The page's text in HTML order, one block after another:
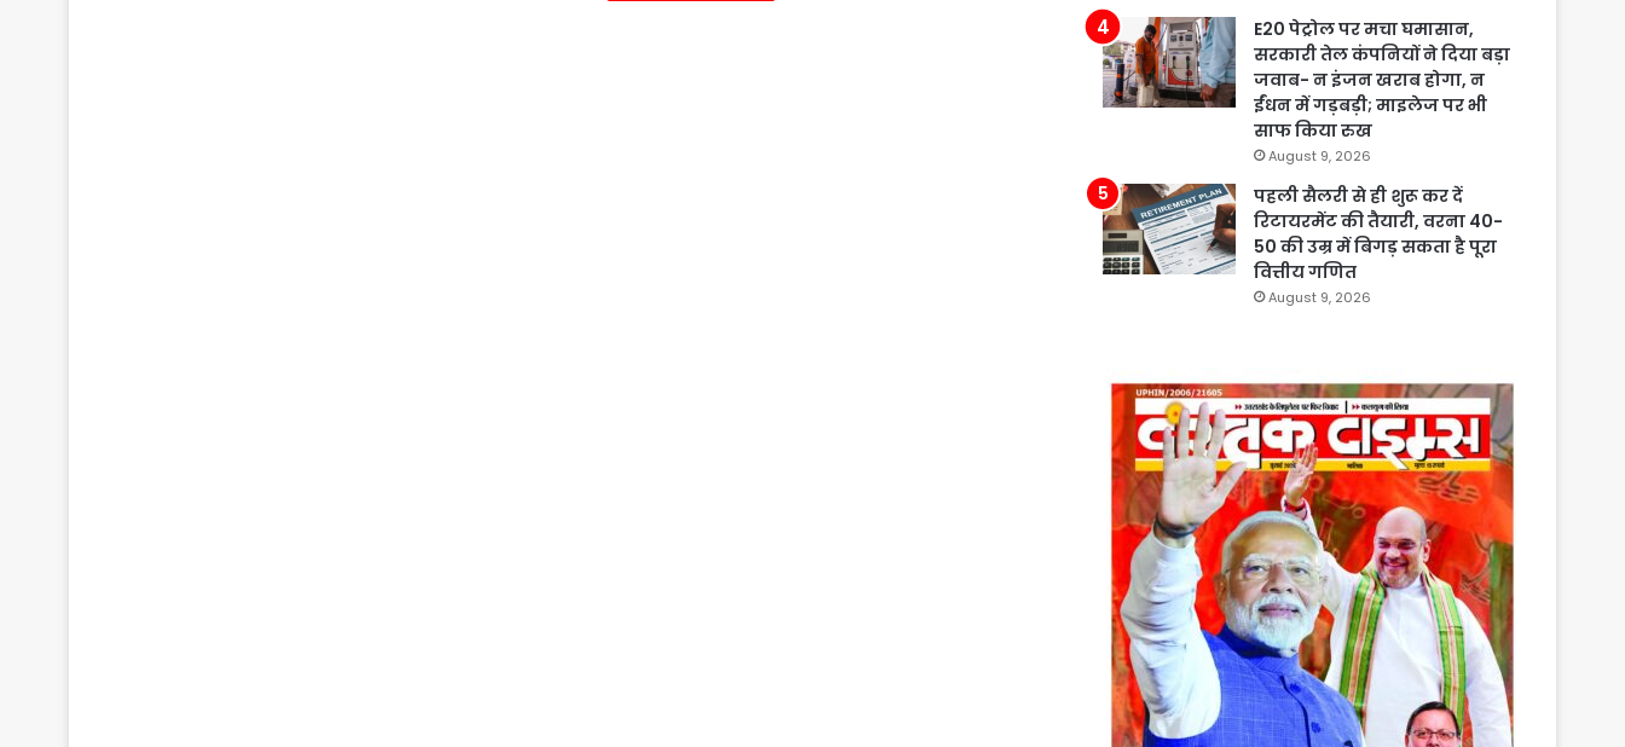
E20 पेट्रोल पर मचा घमासान,
सरकारी तेल कंपनियों ने दिया बड़ा
जवाब- न इंजन खराब होगा, न
ईंधन में गड़बड़ी; माइलेज पर भी
साफ किया रुख
August 9, 2026
पहली सैलरी से ही शुरू कर दें
रिटायरमेंट की तैयारी, वरना 40-
50 की उम्र में बिगड़ सकता है पूरा
वित्तीय गणित
August 9, 2026